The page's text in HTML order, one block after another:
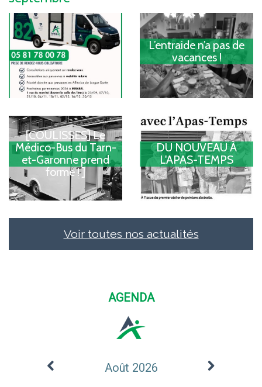
L’entraide n’a pas de
vacances !
[COULISSES] Le
Médico-Bus du Tarn-
et-Garonne prend
forme ! ]
DU NOUVEAU À
L'APAS-TEMPS
Voir toutes nos actualités
AGENDA
Août 2026